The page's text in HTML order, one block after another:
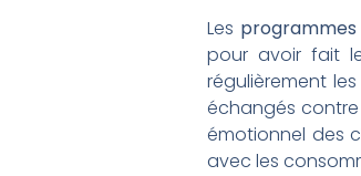
Les
pour avoir fait
régulièrement
échangés contre
émotionnel des
avec les